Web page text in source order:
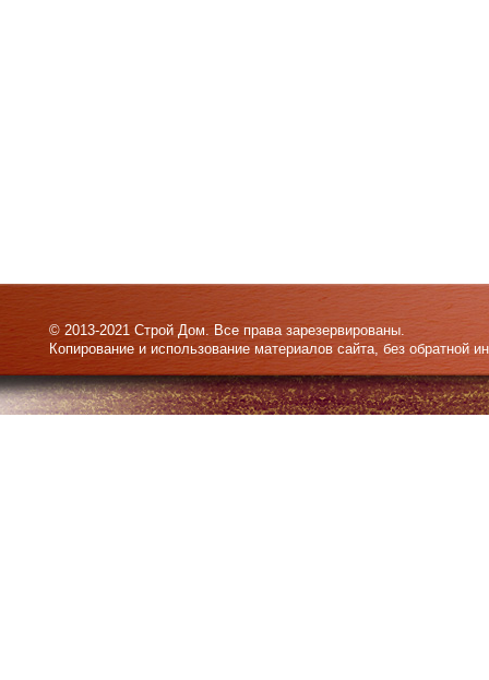
© 2013-2021 Строй Дом. Все права зарезервированы.
Копирование и использование материалов сайта, без обратной